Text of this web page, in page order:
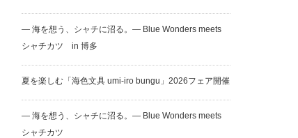
― 海を想う、シャチに沼る。― Blue Wonders meets
シャチカツ in 博多
夏を楽しむ「海色文具 umi-iro bungu」2026フェア開催
― 海を想う、シャチに沼る。― Blue Wonders meets
シャチカツ